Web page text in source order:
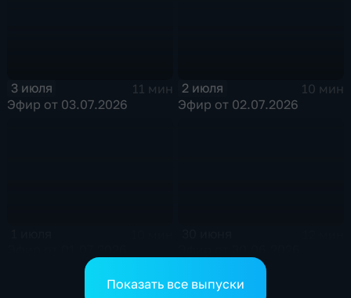
3 июля
11 мин
Эфир от 03.07.2026
2 июля
10 мин
Эфир от 02.07.2026
Показать все выпуски